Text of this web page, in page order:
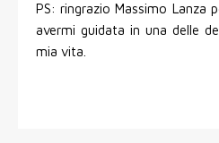
PS: ringrazio Massimo Lanza
avermi guidata in una delle
mia vita.